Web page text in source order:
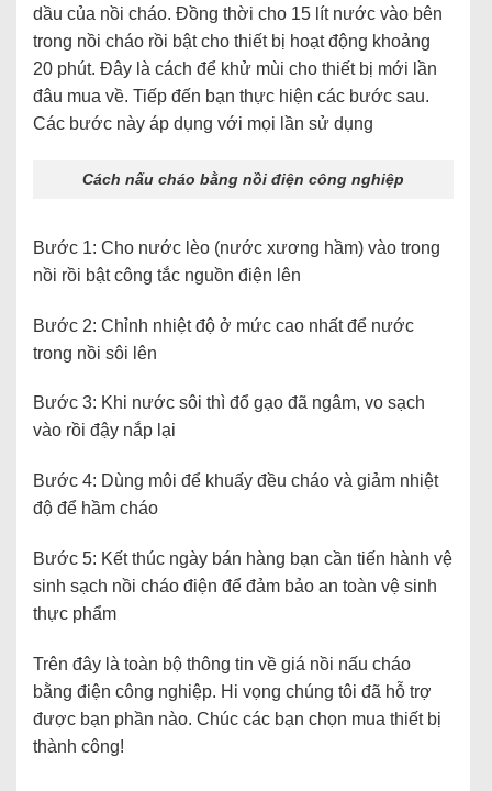
dầu của nồi cháo. Đồng thời cho 15 lít nước vào bên
trong nồi cháo rồi bật cho thiết bị hoạt động khoảng
20 phút. Đây là cách để khử mùi cho thiết bị mới lần
đâu mua về. Tiếp đến bạn thực hiện các bước sau.
Các bước này áp dụng với mọi lần sử dụng
Cách nấu cháo bằng nồi điện công nghiệp
Bước 1: Cho nước lèo (nước xương hầm) vào trong
nồi rồi bật công tắc nguồn điện lên
Bước 2: Chỉnh nhiệt độ ở mức cao nhất để nước
trong nồi sôi lên
Bước 3: Khi nước sôi thì đổ gạo đã ngâm, vo sạch
vào rồi đậy nắp lại
Bước 4: Dùng môi để khuấy đều cháo và giảm nhiệt
độ để hầm cháo
Bước 5: Kết thúc ngày bán hàng bạn cần tiến hành vệ
sinh sạch nồi cháo điện để đảm bảo an toàn vệ sinh
thực phẩm
Trên đây là toàn bộ thông tin về giá nồi nấu cháo
bằng điện công nghiệp. Hi vọng chúng tôi đã hỗ trợ
được bạn phần nào. Chúc các bạn chọn mua thiết bị
thành công!